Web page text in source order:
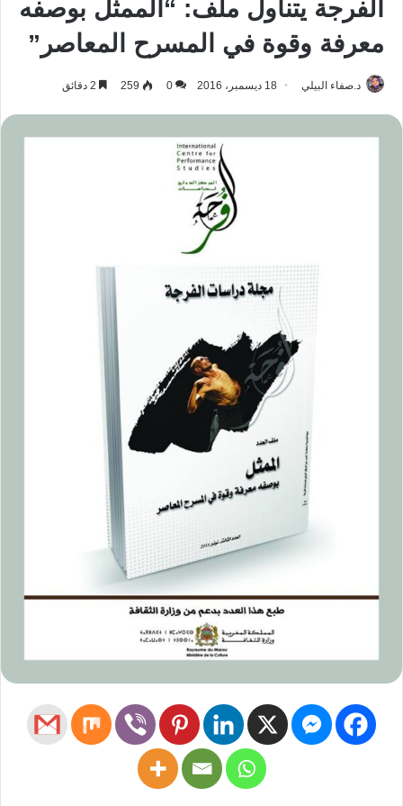
الفرجة يتناول ملف: “الممثل بوصفه
معرفة وقوة في المسرح المعاصر”
د.صفاء البيلي 18 ديسمبر، 2016 0
259